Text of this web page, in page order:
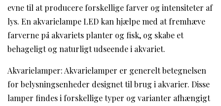
evne til at producere forskellige farver og intensiteter af
lys. En akvarielampe LED kan hjælpe med at fremhæve
farverne på akvariets planter og fisk, og skabe et
behageligt og naturligt udseende i akvariet.
Akvarielamper: Akvarielamper er generelt betegnelsen
for belysningsenheder designet til brug i akvarier. Disse
lamper findes i forskellige typer og varianter afhængigt